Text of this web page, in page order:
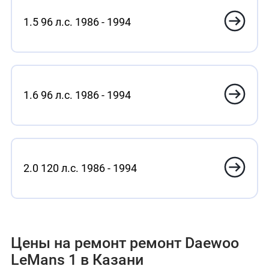
1.5 96 л.с. 1986 - 1994
1.6 96 л.с. 1986 - 1994
2.0 120 л.с. 1986 - 1994
Цены на ремонт ремонт Daewoo
LeMans 1 в Казани